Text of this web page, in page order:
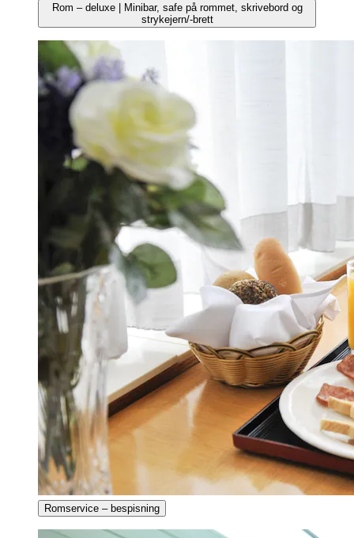
Rom – deluxe | Minibar, safe på rommet, skrivebord og
strykejern/-brett
Romservice – bespisning